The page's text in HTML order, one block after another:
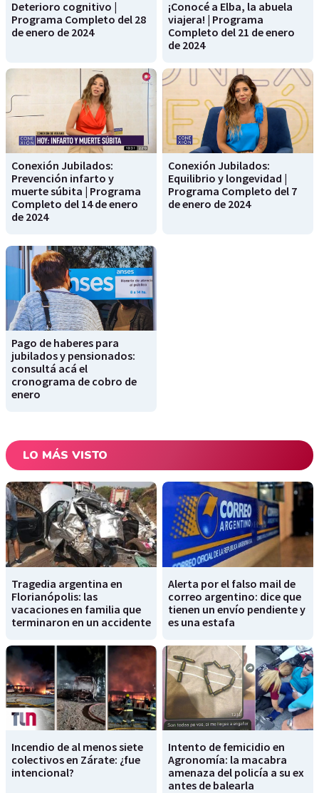
Deterioro cognitivo |
Programa Completo del 28
de enero de 2024
¡Conocé a Elba, la abuela
viajera! | Programa
Completo del 21 de enero
de 2024
Conexión Jubilados:
Prevención infarto y
muerte súbita | Programa
Completo del 14 de enero
de 2024
Conexión Jubilados:
Equilibrio y longevidad |
Programa Completo del 7
de enero de 2024
Pago de haberes para
jubilados y pensionados:
consultá acá el
cronograma de cobro de
enero
LO MÁS VISTO
Tragedia argentina en
Florianópolis: las
vacaciones en familia que
terminaron en un accidente
Alerta por el falso mail de
correo argentino: dice que
tienen un envío pendiente y
es una estafa
Incendio de al menos siete
colectivos en Zárate: ¿fue
intencional?
Intento de femicidio en
Agronomía: la macabra
amenaza del policía a su ex
antes de balearla